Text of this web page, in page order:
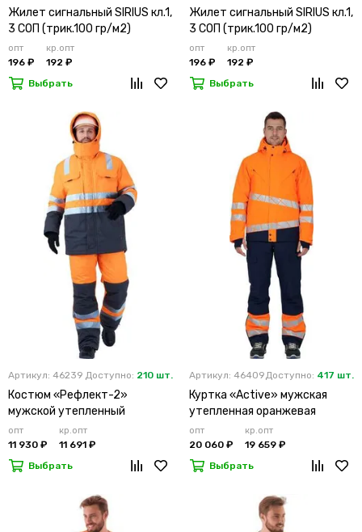
Жилет сигнальный SIRIUS кл.1,
3 СОП (трик.100 гр/м2)
лимонный
опт
196 ₽
кр.опт
192 ₽
Выбрать
Жилет сигнальный SIRIUS кл.1,
3 СОП (трик.100 гр/м2)
оранжевый
опт
196 ₽
кр.опт
192 ₽
Выбрать
Артикул: 46239 Доступно: 210 шт.
Костюм «Рефлект-2»
мужской утепленный
оранжевый с п/к
опт
11 930 ₽
кр.опт
11 691 ₽
Выбрать
Артикул: 46409Доступно: 417 шт.
Куртка «Active» мужская
утепленная оранжевая
опт
20 060 ₽
кр.опт
19 659 ₽
Выбрать